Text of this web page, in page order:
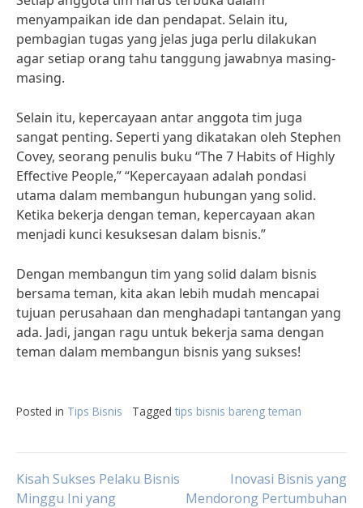
menyampaikan ide dan pendapat. Selain itu,
pembagian tugas yang jelas juga perlu dilakukan
agar setiap orang tahu tanggung jawabnya masing-
masing.
Selain itu, kepercayaan antar anggota tim juga
sangat penting. Seperti yang dikatakan oleh Stephen
Covey, seorang penulis buku “The 7 Habits of Highly
Effective People,” “Kepercayaan adalah pondasi
utama dalam membangun hubungan yang solid.
Ketika bekerja dengan teman, kepercayaan akan
menjadi kunci kesuksesan dalam bisnis.”
Dengan membangun tim yang solid dalam bisnis
bersama teman, kita akan lebih mudah mencapai
tujuan perusahaan dan menghadapi tantangan yang
ada. Jadi, jangan ragu untuk bekerja sama dengan
teman dalam membangun bisnis yang sukses!
Posted in Tips Bisnis Tagged tips bisnis bareng teman
Post
Kisah Sukses Pelaku Bisnis
Minggu Ini yang
Inovasi Bisnis yang
Mendorong Pertumbuhan